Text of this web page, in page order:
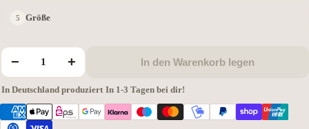
Größe
− + In den Warenkorb legen
In Deutschland produziert In 1-3 Tagen bei dir!